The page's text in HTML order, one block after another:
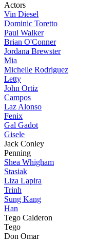
Actors
Vin Diesel
Dominic Toretto
Paul Walker
Brian O'Conner
Jordana Brewster
Mia
Michelle Rodriguez
Letty
John Ortiz
Campos
Laz Alonso
Fenix
Gal Gadot
Gisele
Jack Conley
Penning
Shea Whigham
Stasiak
Liza Lapira
Trinh
Sung Kang
Han
Tego Calderon
Tego
Don Omar